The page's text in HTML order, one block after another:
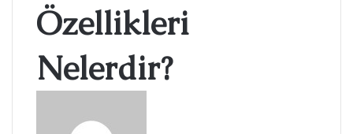
Özellikleri
Nelerdir?